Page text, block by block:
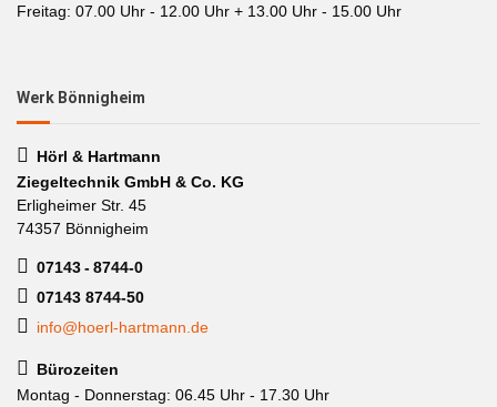
Freitag: 07.00 Uhr - 12.00 Uhr + 13.00 Uhr - 15.00 Uhr
Werk Bönnigheim
Hörl & Hartmann
Ziegeltechnik GmbH & Co. KG
Erligheimer Str. 45
74357 Bönnigheim
07143 - 8744-0
07143 8744-50
info@hoerl-hartmann.de
Bürozeiten
Montag - Donnerstag: 06.45 Uhr - 17.30 Uhr